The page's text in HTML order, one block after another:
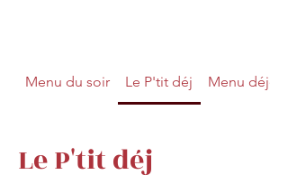
Menu du soir Le P'tit déj Menu
Le P'tit déj